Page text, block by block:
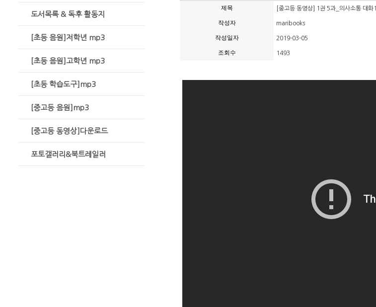
제목 [중고등 동영상] 1권 5과_의사소통 대화1
작성자 maribooks
작성일자 2019-03-05
조회수 1493
도서목록 & 독후 활동지
[초등 음원]저학년 mp3
[초등 음원]고학년 mp3
[초등 학습도구]mp3
[중고등 음원]mp3
[중고등 동영상]다운로드
포토갤러리&북트레일러